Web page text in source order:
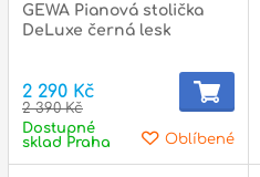
GEWA Pianová stolička
DeLuxe černá lesk
2 290 Kč
2 390 Kč
Oblíbené
Dostupné
sklad Praha